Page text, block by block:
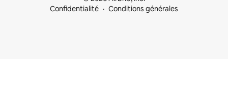
Confidentialité
Conditions générales